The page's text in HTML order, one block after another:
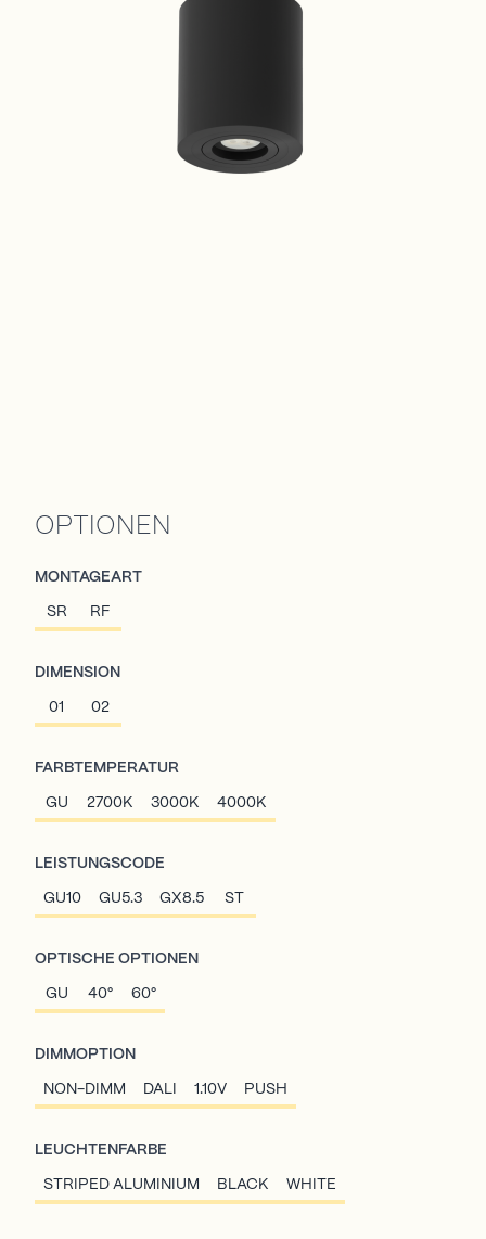
OPTIONEN
MONTAGEART
SR RF
DIMENSION
01 02
FARBTEMPERATUR
GU 2700K 3000K 4000K
LEISTUNGSCODE
GU10 GU5.3 GX8.5 ST
OPTISCHE OPTIONEN
GU 40° 60°
DIMMOPTION
NON-DIMM DALI 1.10V PUSH
LEUCHTENFARBE
STRIPED ALUMINIUM BLACK WHITE